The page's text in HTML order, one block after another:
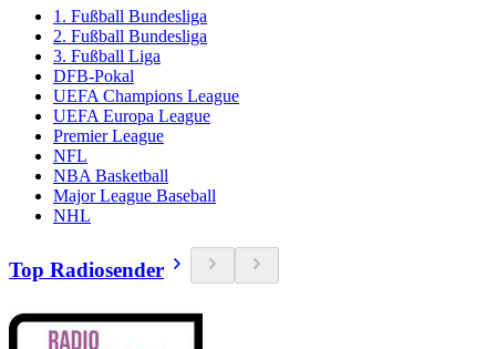
1. Fußball Bundesliga
2. Fußball Bundesliga
3. Fußball Liga
DFB-Pokal
UEFA Champions League
UEFA Europa League
Premier League
NFL
NBA Basketball
Major League Baseball
NHL
Top Radiosender